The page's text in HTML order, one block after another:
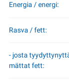
Energia / energi:
Rasva / fett:
- josta
mättat fett: